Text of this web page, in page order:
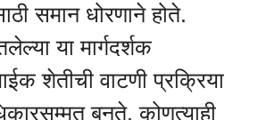
समान धोरणाने होते.
या मार्गदर्शक
शेतीची वाटणी प्रक्रिया
बनते. कोणत्याही